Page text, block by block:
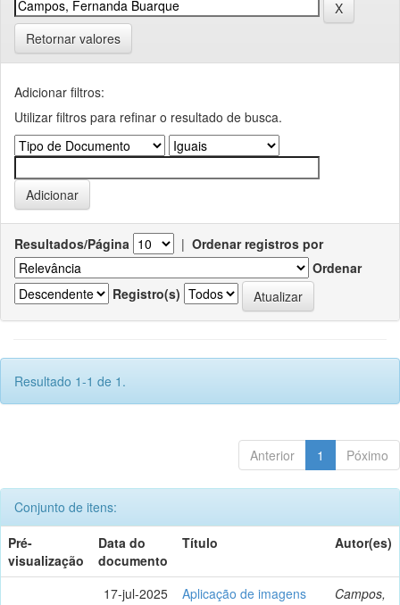
Retornar valores
Adicionar filtros:
Utilizar filtros para refinar o resultado de busca.
Resultados/Página | Ordenar registros por
Ordenar
Registro(s)
Resultado 1-1 de 1.
Anterior 1 Póximo
Conjunto de itens:
Pré-
visualização
Data do
documento
Título Autor(es)
17-jul-2025
Aplicação de imagens
Campos,